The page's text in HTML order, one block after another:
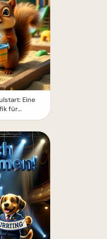
Eine
für